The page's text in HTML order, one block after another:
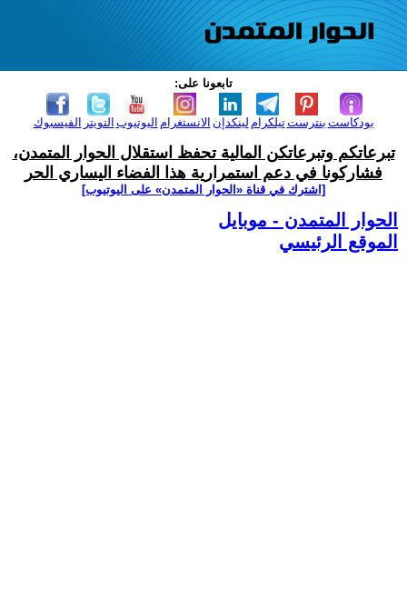
تابعونا على:
الفيسبوك التويتر اليوتيوب الانستغرام لينكدإن تيلكرامبنترست بودكاست
تبرعاتكم وتبرعاتكن المالية تحفظ استقلال الحوار المتمدن،
فشاركونا في دعم استمرارية هذا الفضاء اليساري الحر
[اشترك في قناة ‫«الحوار المتمدن» على اليوتيوب]
الحوار المتمدن - موبايل
الموقع الرئيسي